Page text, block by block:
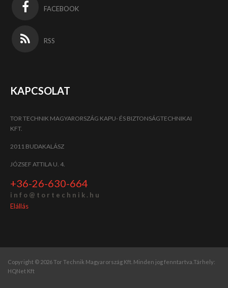
FACEBOOK
RSS
KAPCSOLAT
TOR TECHNIK MAGYARORSZÁG KAPU- ÉS BIZTONSÁGTECHNIKAI
KFT.
2011 BUDAKALÁSZ
JÓZSEF ATTILA U. 4.
+36-26-630-664
i n f o @ t o r t e c h n i k . h u
Elállás
Copyright © 2026 Tor Technik Magyarország Kft. Minden jog fenntartva. Tárhely:
HQNet Kft